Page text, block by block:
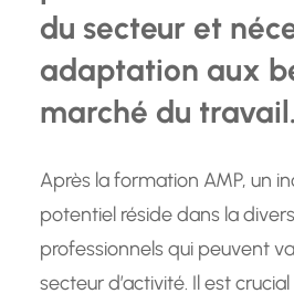
du secteur et
adaptation aux
marché du travail.
Après la formation AMP, un
potentiel réside dans la
professionnels qui peuvent
secteur d’activité. Il est